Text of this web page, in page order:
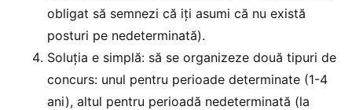
obligat să semnezi că iţi asumi că nu există
posturi pe nedeterminată).
Soluţia e simplă: să se organizeze două tipuri de
concurs: unul pentru perioade determinate (1-4
ani), altul pentru perioadă nedeterminată (la